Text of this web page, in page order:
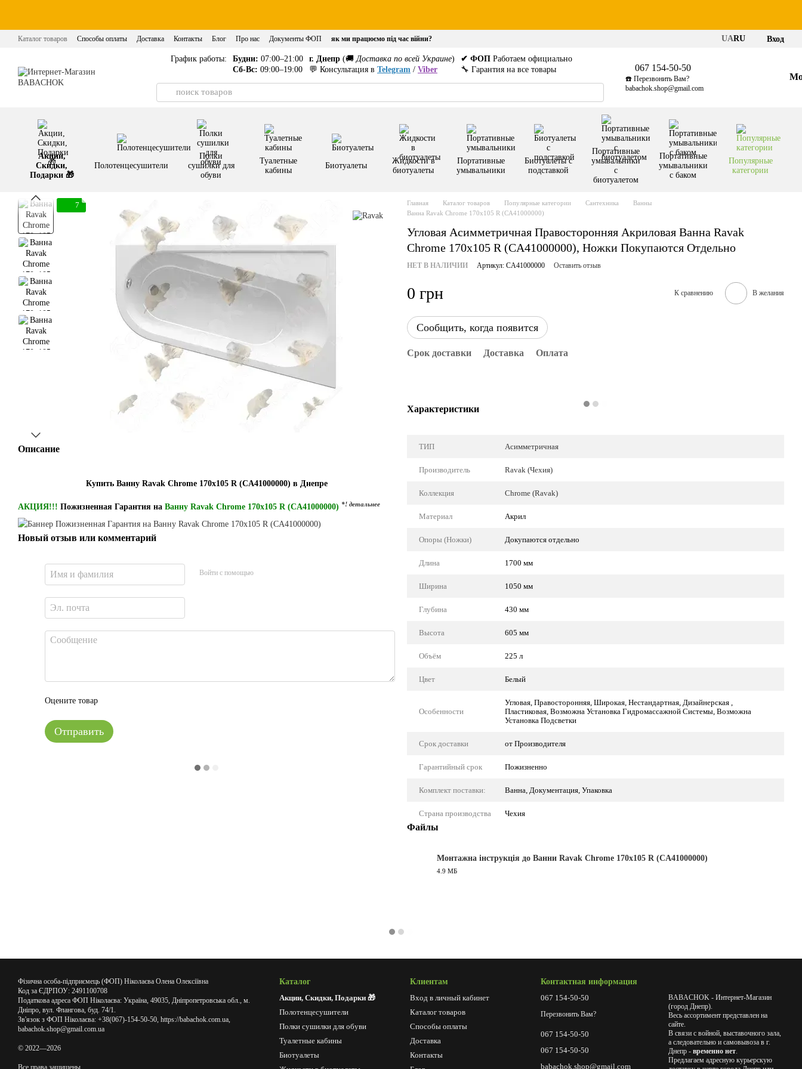
Каталог товаров Способы оплаты Доставка Контакты Блог Про нас Документы ФОП як ми працюємо під час війни? UARU Вход
График работы: Будни: 07:00–21:00
Сб-Вс: 09:00–19:00
г. Днепр (🚚 Доставка по всей Украине)
💬 Консультация в Telegram / Viber
✔ ФОП Работаем официально
🔧 Гарантия на все товары
067 154-50-50
☎️ Перезвонить Вам?
babachok.shop@gmail.com
Акции,
Скидки,
Подарки 🎁
Полотенцесушители
Полки
сушилки для
обуви
Туалетные
кабины
Биотуалеты
Жидкости в
биотуалеты
Портативные
умывальники
Биотуалеты с
подставкой
Портативные
умывальники
с
биотуалетом
Портативные
умывальники
с баком
Популярные
категории
7
Описание
Купить Ванну Ravak Chrome 170x105 R (CA41000000) в Днепре
АКЦИЯ!!! Пожизненная Гарантия на Ванну Ravak Chrome 170x105 R (CA41000000) *! детальнее
Новый отзыв или комментарий
Войти с помощью
Оцените товар
Отправить
Главная Каталог товаров Популярные категории Сантехника
Ванны
Ванна Ravak Chrome 170x105 R (CA41000000)
Угловая Асимметричная Правосторонняя Акриловая Ванна Ravak
Chrome 170x105 R (CA41000000), Ножки Покупаются Отдельно
НЕТ В НАЛИЧИИ Артикул: CA41000000 Оставить отзыв
0 грн К сравнению В желания
Сообщить, когда появится
Срок доставки Доставка Оплата
Характеристики
ТИП Асимметричная
Производитель Ravak (Чехия)
Коллекция Chrome (Ravak)
Материал Акрил
Опоры (Ножки) Докупаются отдельно
Длина 1700 мм
Ширина 1050 мм
Глубина 430 мм
Высота 605 мм
Объём 225 л
Цвет Белый
Особенности
Угловая, Правосторонняя, Широкая, Нестандартная, Дизайнерская ,
Пластиковая, Возможна Установка Гидромассажной Системы, Возможна
Установка Подсветки
Срок доставки от Производителя
Гарантийный срок Пожизненно
Комплект поставки: Ванна, Документация, Упаковка
Страна производства Чехия
Файлы
Монтажна інструкція до Ванни Ravak Chrome 170x105 R (CA41000000)
4.9 МБ
Фізична особа-підприємець (ФОП) Ніколаєва Олена Олексіївна
Код за ЄДРПОУ: 2491100708
Податкова адреса ФОП Ніколаєва: Україна, 49035, Дніпропетровська обл., м.
Дніпро, вул. Флангова, буд. 74/1.
Зв'язок з ФОП Ніколаєва: +38(067)-154-50-50, https://babachok.com.ua,
babachok.shop@gmail.com.ua
© 2022—2026
Все права защищены.
Каталог
Акции, Скидки, Подарки 🎁
Полотенцесушители
Полки сушилки для обуви
Туалетные кабины
Биотуалеты
Клиентам
Вход в личный кабинет
Каталог товаров
Способы оплаты
Доставка
Контакты
Контактная информация
067 154-50-50
Перезвонить Вам?
067 154-50-50
067 154-50-50
babachok.shop@gmail.com
BABACHOK - Интернет-Магазин
(город Днепр).
Весь ассортимент представлен на
сайте.
В связи с войной, выставочного зала,
а следовательно и самовывоза в г.
Днепр - временно нет.
Предлагаем адресную курьерскую